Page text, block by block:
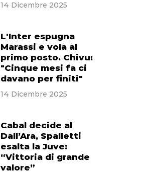
14 Dicembre 2025
L'Inter espugna
Marassi e vola al
primo posto. Chivu:
"Cinque mesi fa ci
davano per finiti"
14 Dicembre 2025
Cabal decide al
Dall’Ara, Spalletti
esalta la Juve:
“Vittoria di grande
valore”